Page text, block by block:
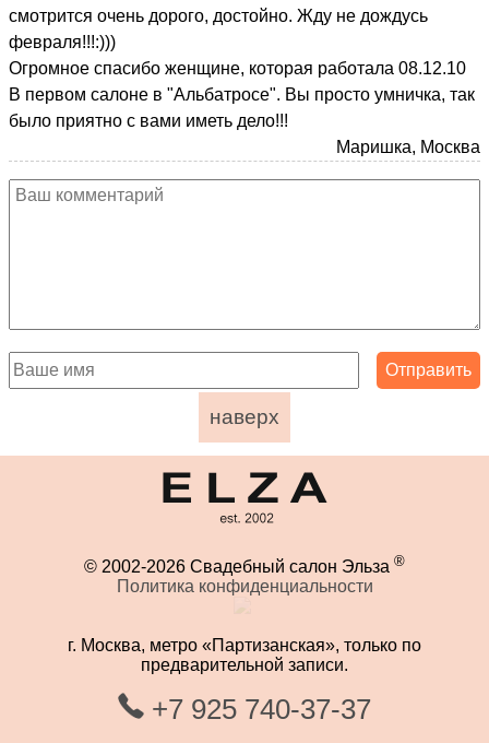
смотрится очень дорого, достойно. Жду не дождусь
февраля!!!:)))
Огромное спасибо женщине, которая работала 08.12.10
В первом салоне в "Альбатросе". Вы просто умничка, так
было приятно с вами иметь дело!!!
Маришка, Москва
наверх
© 2002-2026 Свадебный салон Эльза ®
Политика конфиденциальности
г. Москва, метро «Партизанская», только по
предварительной записи.
+7 925 740-37-37